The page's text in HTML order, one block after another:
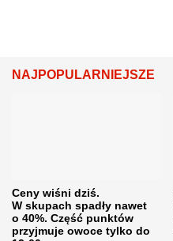
NAJPOPULARNIEJSZE
Ceny wiśni dziś.
W skupach spadły nawet
o 40%. Część punktów
przyjmuje owoce tylko do